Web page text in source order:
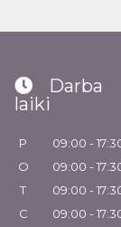
Darba
laiki
P
09:00 -
O
09:00 -
T
09:00 -
C
09:00 -